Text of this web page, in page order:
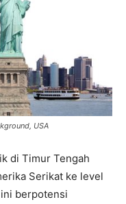
USA
di Timur Tengah
Serikat ke level
berpotensi